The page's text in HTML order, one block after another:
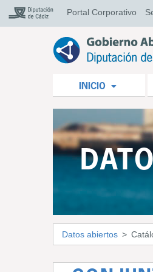
Portal Corporativo
INICIO
Datos abiertos